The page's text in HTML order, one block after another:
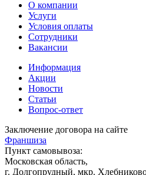
О компании
Услуги
Условия оплаты
Сотрудники
Вакансии
Информация
Акции
Новости
Статьи
Вопрос-ответ
Заключение договора на сайте
Франшиза
Пункт самовывоза:
Московская область,
г. Долгопрудный, мкр.